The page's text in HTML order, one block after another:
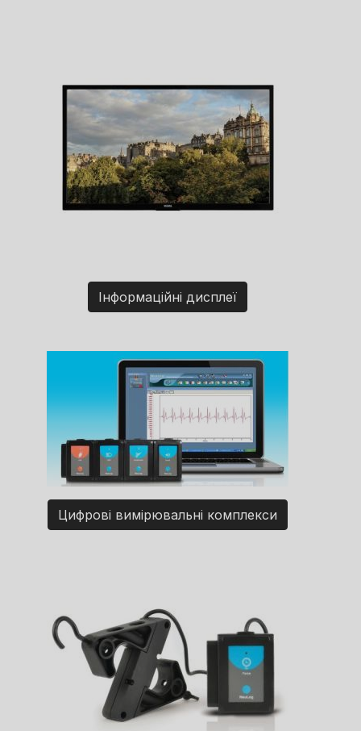
Інформаційні дисплеї
Цифрові вимірювальні комплекси